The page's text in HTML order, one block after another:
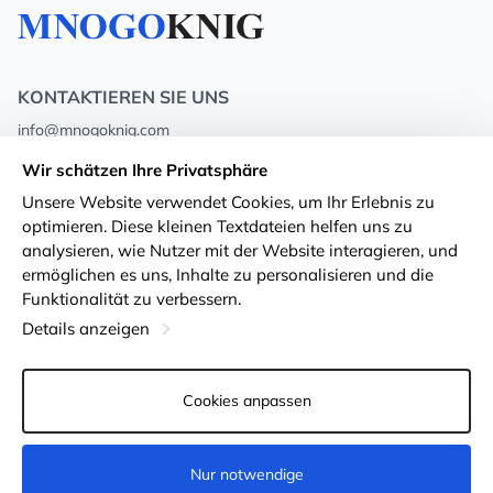
KONTAKTIEREN SIE UNS
info@mnogoknig.com
Rīga, Augusta Deglava 69d, LV-1082
Über uns
Geschäfte
Lieferung und Zahlung
Treuekarten
Für Großhandelskunden
Privacy Policy
Geschäftsbedingungen
Rückgabe von Waren
Cookie-Einstellungen
Wir schätzen Ihre Privatsphäre
Unsere Website verwendet Cookies, um Ihr Erlebnis zu
optimieren. Diese kleinen Textdateien helfen uns zu
analysieren, wie Nutzer mit der Website interagieren, und
ermöglichen es uns, Inhalte zu personalisieren und die
Funktionalität zu verbessern.
Details anzeigen
Cookies anpassen
Nur notwendige